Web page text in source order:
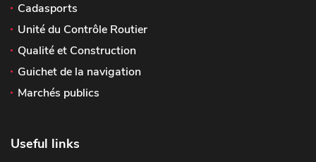
Cadasports
Unité du Contrôle Routier
Qualité et Construction
Guichet de la navigation
Marchés publics
Useful links